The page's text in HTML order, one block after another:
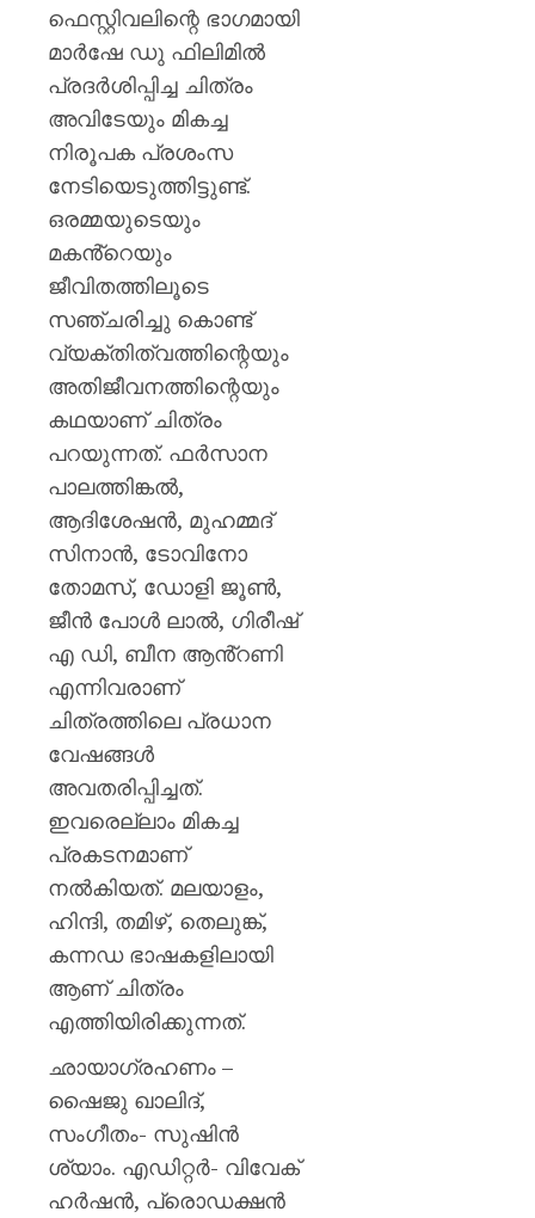
ഫെസ്റ്റിവലിന്റെ ഭാഗമായി
മാർഷേ ഡു ഫിലിമിൽ
പ്രദർശിപ്പിച്ച ചിത്രം
അവിടേയും മികച്ച
നിരൂപക പ്രശംസ
നേടിയെടുത്തിട്ടുണ്ട്.
ഒരമ്മയുടെയും
മകൻ്റെയും
ജീവിതത്തിലൂടെ
സഞ്ചരിച്ചു കൊണ്ട്
വ്യക്തിത്വത്തിന്റെയും
അതിജീവനത്തിന്റെയും
കഥയാണ് ചിത്രം
പറയുന്നത്. ഫർസാന
പാലത്തിങ്കൽ,
ആദിശേഷൻ, മുഹമ്മദ്
സിനാൻ, ടോവിനോ
തോമസ്, ഡോളി ജൂൺ,
ജീൻ പോൾ ലാൽ, ഗിരീഷ്
എ ഡി, ബീന ആൻ്റണി
എന്നിവരാണ്
ചിത്രത്തിലെ പ്രധാന
വേഷങ്ങൾ
അവതരിപ്പിച്ചത്.
ഇവരെല്ലാം മികച്ച
പ്രകടനമാണ്
നൽകിയത്. മലയാളം,
ഹിന്ദി, തമിഴ്, തെലുങ്ക്,
കന്നഡ ഭാഷകളിലായി
ആണ് ചിത്രം
എത്തിയിരിക്കുന്നത്.
ഛായാഗ്രഹണം –
ഷൈജു ഖാലിദ്,
സംഗീതം- സുഷിൻ
ശ്യാം. എഡിറ്റർ- വിവേക്
ഹർഷൻ, പ്രൊഡക്ഷൻ